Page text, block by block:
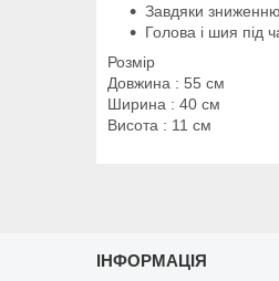
Завдяки зниженню
Голова і шия під
Розмір
Довжина : 55 см
Ширина : 40 см
Висота : 11 см
ІНФОРМАЦІЯ